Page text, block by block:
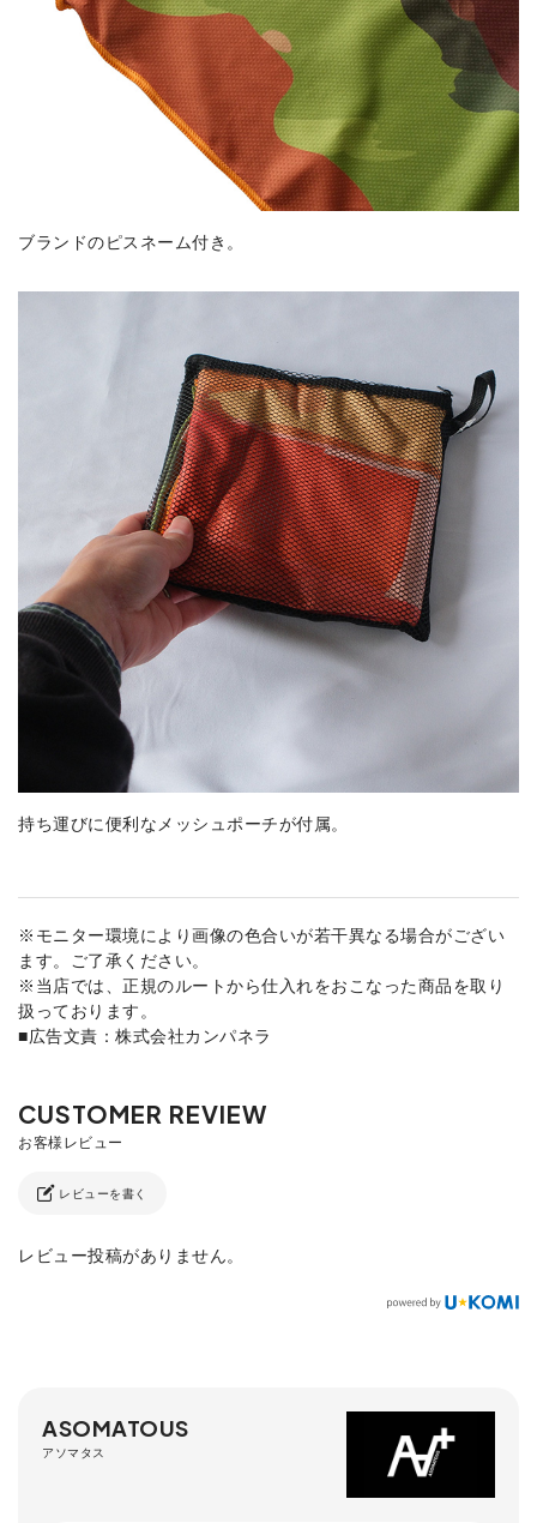
ブランドのピスネーム付き。
持ち運びに便利なメッシュポーチが付属。
※モニター環境により画像の色合いが若干異なる場合がござい
ます。ご了承ください。
※当店では、正規のルートから仕入れをおこなった商品を取り
扱っております。
■広告文責：株式会社カンパネラ
レビューを書く
レビュー投稿がありません。
ASOMATOUS
アソマタス